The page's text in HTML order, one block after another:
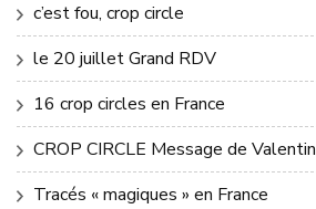
c’est fou, crop circle
le 20 juillet Grand RDV
16 crop circles en France
CROP CIRCLE Message de Valentin
Tracés « magiques » en France